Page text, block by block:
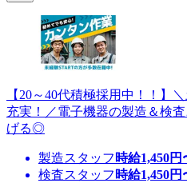
【20～40代積極採用中！！】
充実！／電子機器の製造＆検
げる◎
製造スタッフ 時給1,450円
検査スタッフ 時給1,450円